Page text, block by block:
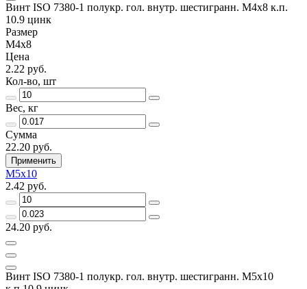
Винт ISO 7380-1 полукр. гол. внутр. шестигранн. М4х8 к.п.
10.9 цинк
Размер
М4х8
Цена
2.22 руб.
Кол-во, шт
Вес, кг
Сумма
22.20 руб.
Применить
М5х10
2.42 руб.
24.20 руб.
Винт ISO 7380-1 полукр. гол. внутр. шестигранн. М5х10